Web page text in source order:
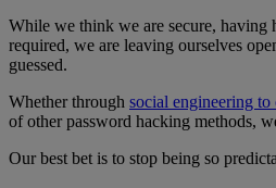
While we think we are secure, having
required, we are leaving ourselves
guessed.
Whether through social engineering to
of other password hacking methods,
Our best bet is to stop being so